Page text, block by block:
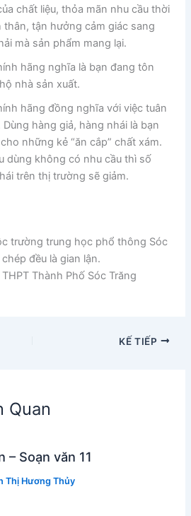
chất liệu, thỏa mãn nhu cầu thời
thân, tận hưởng cảm giác sang
mà sản phẩm mang lại.
hãng nghĩa là bạn đang tôn
nhà sản xuất.
hãng đồng nghĩa với việc tuân
hàng giả, hàng nhái là bạn
những kẻ “ăn cắp” chất xám.
dùng không có nhu cầu thì số
trên thị trường sẽ giảm.
trường trung học phổ thông Sóc
đều là gian lận.
Thành Phố Sóc Trăng
KẾ TIẾP
Quan
– Soạn văn 11
Thị Hương Thủy